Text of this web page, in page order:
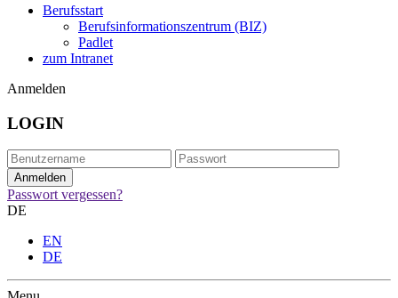
Berufsstart
Berufsinformationszentrum (BIZ)
Padlet
zum Intranet
Anmelden
LOGIN
Passwort vergessen?
DE
EN
DE